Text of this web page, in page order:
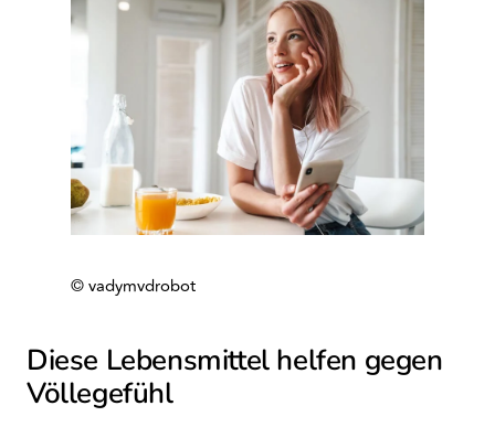
© vadymvdrobot
Diese Lebensmittel helfen gegen
Völlegefühl